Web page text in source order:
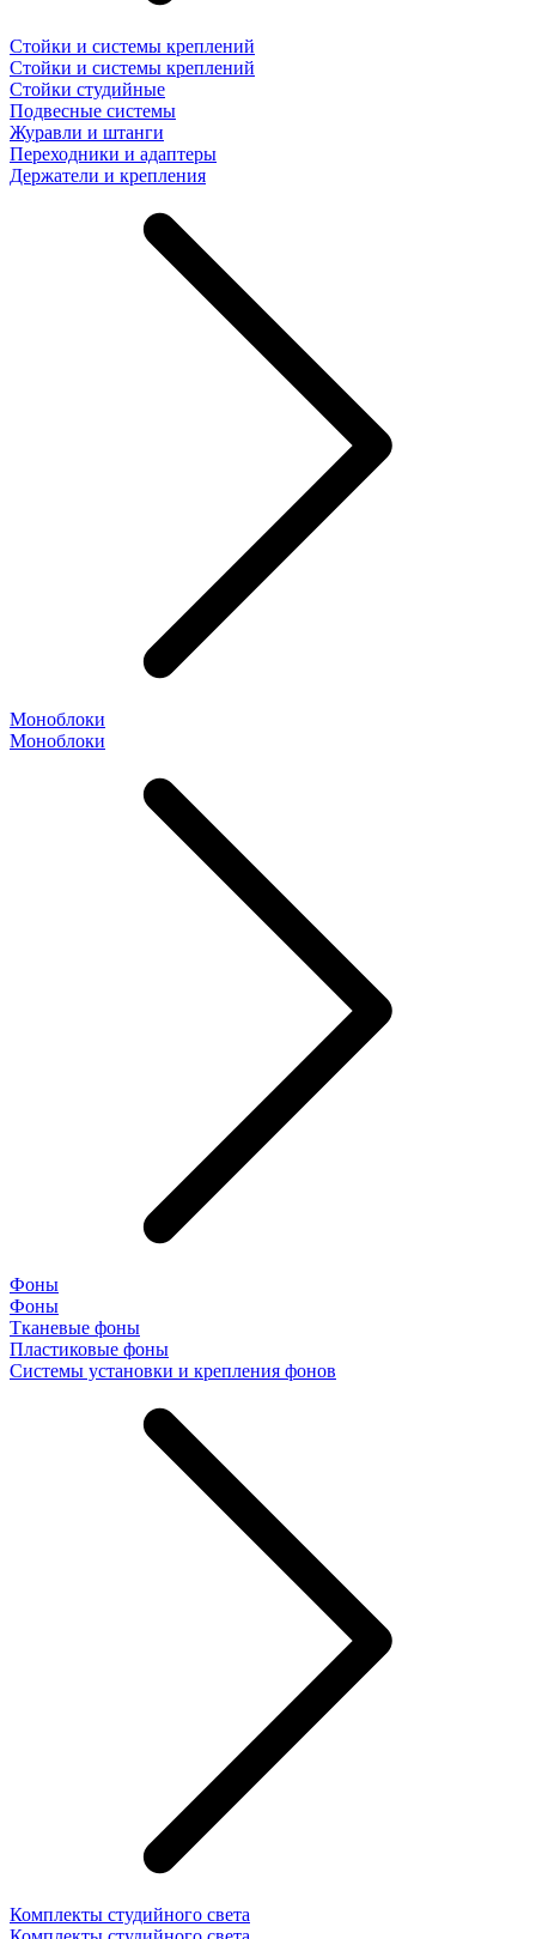
Стойки и системы креплений
Стойки и системы креплений
Стойки студийные
Подвесные системы
Журавли и штанги
Переходники и адаптеры
Держатели и крепления
Моноблоки
Моноблоки
Фоны
Фоны
Тканевые фоны
Пластиковые фоны
Системы установки и крепления фонов
Комплекты студийного света